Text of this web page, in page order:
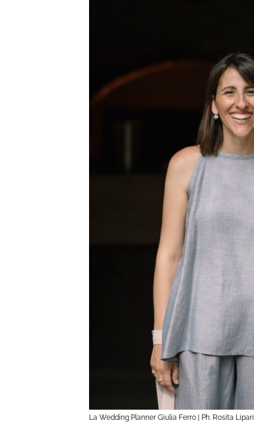
La Wedding Planner Giulia Ferro | Ph. Rosita Lipari